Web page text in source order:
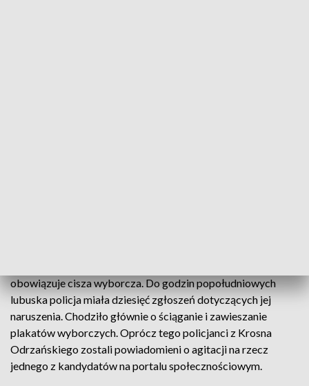
obowiązuje cisza wyborcza. Do godzin popołudniowych
lubuska policja miała dziesięć zgłoszeń dotyczących jej
naruszenia. Chodziło głównie o ściąganie i zawieszanie
plakatów wyborczych. Oprócz tego policjanci z Krosna
Odrzańskiego zostali powiadomieni o agitacji na rzecz
jednego z kandydatów na portalu społecznościowym.